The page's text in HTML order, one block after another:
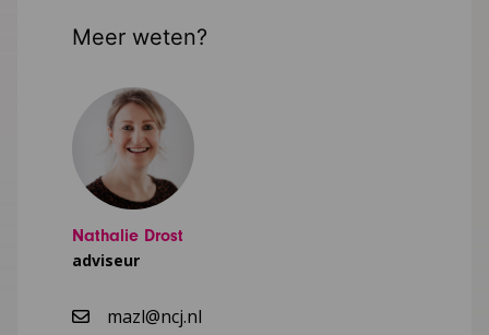
Meer weten?
Nathalie Drost
adviseur
mazl@ncj.nl